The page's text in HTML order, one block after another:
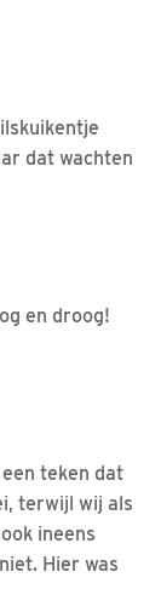
dat wachten
en droog!
teken dat
terwijl wij als
ineens
Hier was